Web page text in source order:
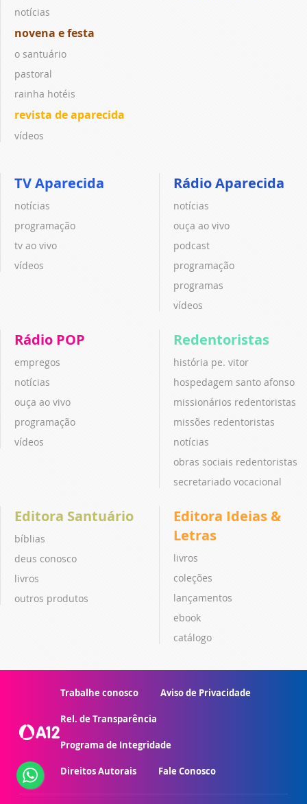
notícias
novena e festa
o santuário
pastoral
rainha hotéis
revista de aparecida
vídeos
TV Aparecida
notícias
programação
tv ao vivo
vídeos
Rádio Aparecida
notícias
ouça ao vivo
podcast
programação
programas
vídeos
Rádio POP
empregos
notícias
ouça ao vivo
programação
vídeos
Redentoristas
história pe. vitor
hospedagem santo afonso
missionários redentoristas
missões redentoristas
notícias
obras sociais redentoristas
secretariado vocacional
Editora Santuário
bíblias
deus conosco
livros
outros produtos
Editora Ideias &
Letras
livros
coleções
lançamentos
ebook
catálogo
Trabalhe conosco Aviso de Privacidade
Rel. de Transparência
Programa de Integridade
Direitos Autorais Fale Conosco